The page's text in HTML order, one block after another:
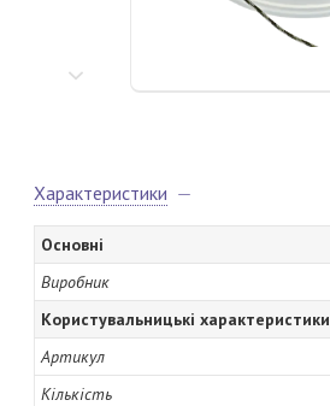
Характеристики
Основні
Виробник
Користувальницькі характеристики
Артикул
Кількість